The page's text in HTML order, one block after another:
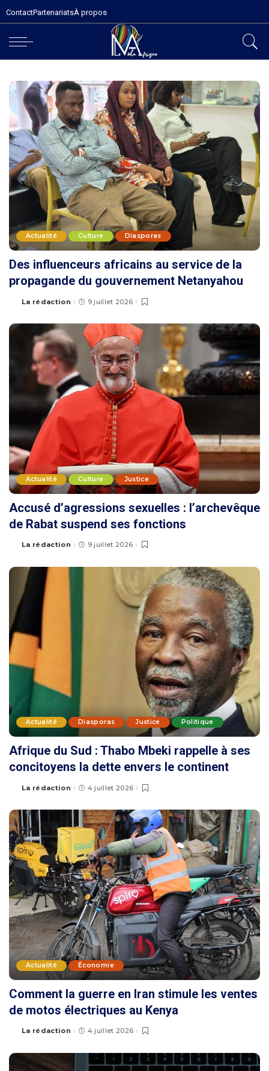
ContactPartenariatsÀ propos
Actualité Culture Diasporas
Des influenceurs africains au service de la
propagande du gouvernement Netanyahou
La rédaction 9 juillet 2026
Actualité Culture Justice
Accusé d’agressions sexuelles : l’archevêque
de Rabat suspend ses fonctions
La rédaction 9 juillet 2026
Actualité Diasporas Justice Politique
Afrique du Sud : Thabo Mbeki rappelle à ses
concitoyens la dette envers le continent
La rédaction 4 juillet 2026
Actualité Économie
Comment la guerre en Iran stimule les ventes
de motos électriques au Kenya
La rédaction 4 juillet 2026